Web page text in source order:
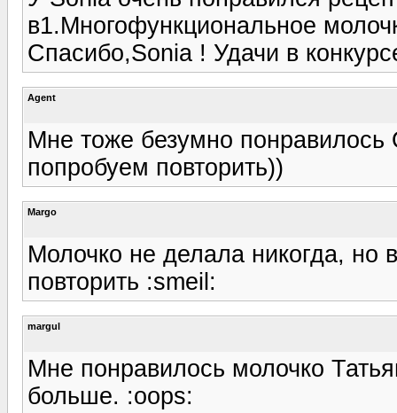
в1.Многофункциональное
Спасибо,Sonia ! Удачи в
Agent
Мне тоже безумно
попробуем повторить))
Margo
Молочко не делала никогда, но
повторить :smeil:
margul
Мне понравилось молочко
больше. :oops: